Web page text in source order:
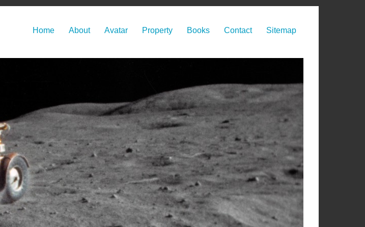
Home About Avatar Property Books Contact Sitemap